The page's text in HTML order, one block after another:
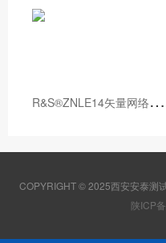
R
&S®ZNLE14矢量网络分析仪
COPYRIGHT © 2025西安安泰测
陕ICP